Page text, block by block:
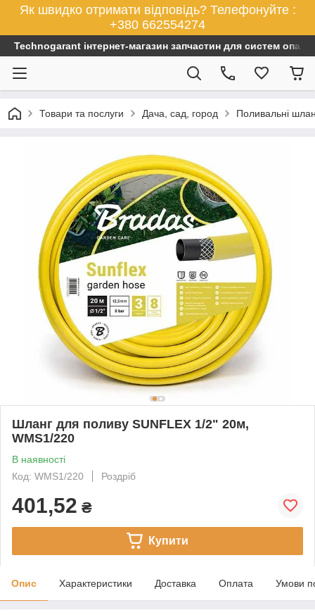
Як швидко отримати відповідь? Телефонуйте :
+380 662554274
Technogarant інтернет-магазин запчастин для систем
Товари та послуги Дача, сад, город Поливальні
Шланг для поливу SUNFLEX 1/2" 20м,
WMS1/220
В наявності
Код: WMS1/220
Роздріб
401,52 ₴
Купити
Опис Характеристики Доставка Оплата Умови